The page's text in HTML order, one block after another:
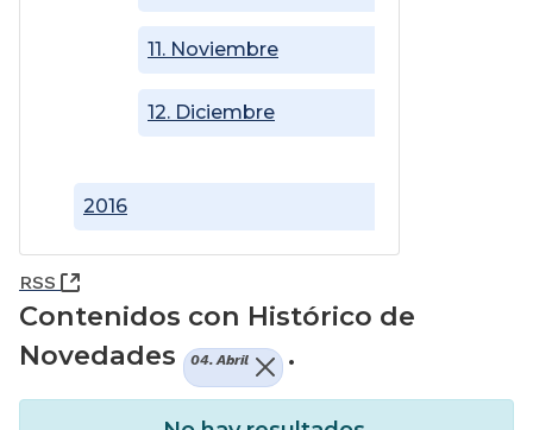
2016
11. Noviembre
12. Diciembre
RSS (Abre una nueva ventana)
Contenidos con Histórico de
Novedades
04. Abril .